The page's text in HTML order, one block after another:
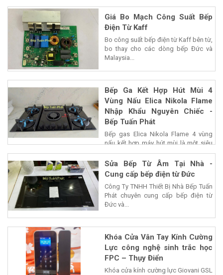
Giá Bo Mạch Công Suất Bếp
Điện Từ Kaff
Bo công suất bếp điện từ Kaff bên từ,
bo thay cho các dòng bếp Đức và
Malaysia...
Bếp Ga Kết Hợp Hút Mùi 4
Vùng Nấu Elica Nikola Flame
Nhập Khẩu Nguyên Chiếc -
Bếp Tuấn Phát
Bếp gas Elica Nikola Flame 4 vùng
nấu kết hợp máy hút mùi là một siêu
phẩm của...
Sửa Bếp Từ Âm Tại Nhà -
Cung cấp bếp điện từ Đức
Công Ty TNHH Thiết Bị Nhà Bếp Tuấn
Phát chuyên cung cấp bếp điện từ
Đức và...
Khóa Cửa Vân Tay Kính Cường
Lực công nghệ sinh trắc học
FPC – Thụy Điển
Khóa cửa kính cường lực Giovani GSL